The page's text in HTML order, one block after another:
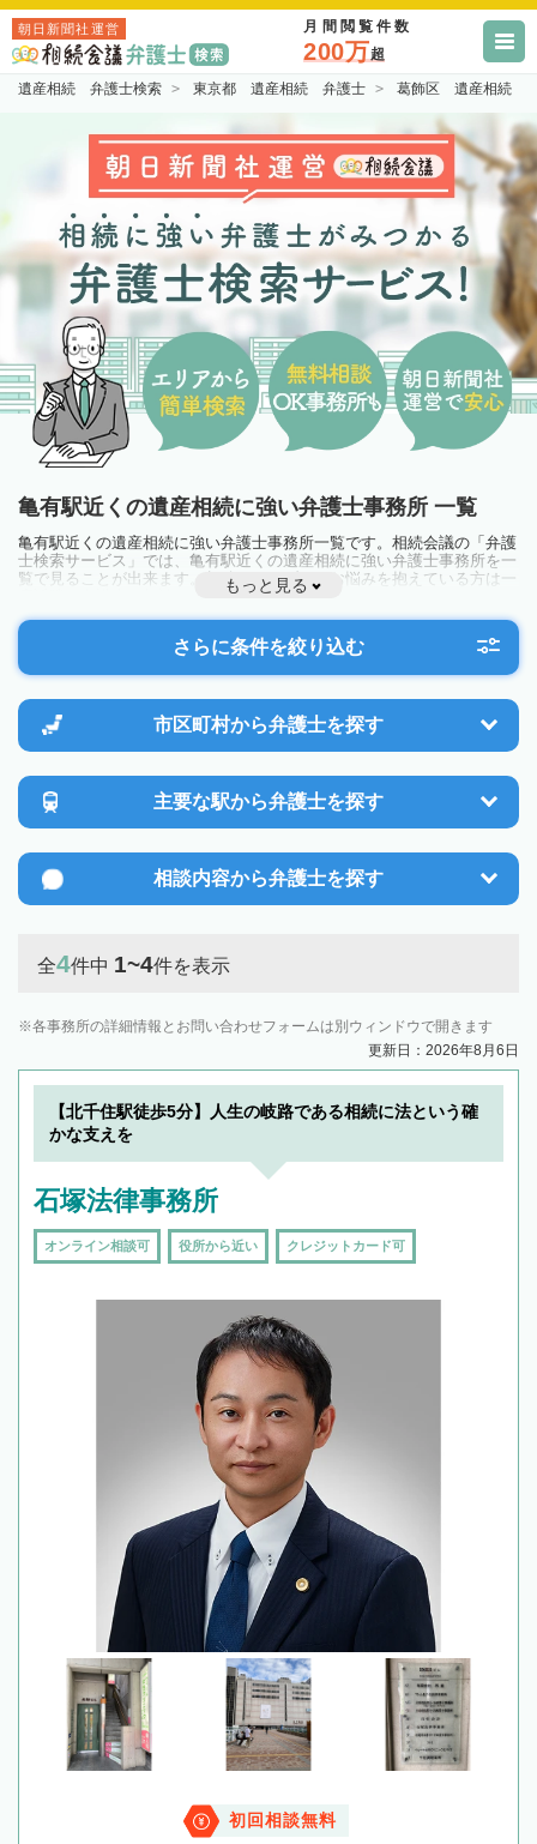
朝日新聞社運営 月間閲覧件数
200万超
遺産相続 弁護士検索 東京都 遺産相続 弁護士 葛飾区 遺産相続
亀有駅近くの遺産相続に強い弁護士事務所 一覧
亀有駅近くの遺産相続に強い弁護士事務所一覧です。相続会議の「弁護
士検索サービス」では、亀有駅近くの遺産相続に強い弁護士事務所を一
覧で見ることが出来ます。相続のトラブルやお悩みを抱えている方は一
度近隣の弁護士に相談してみましょう。
もっと見る
さらに条件を絞り込む
市区町村から弁護士を探す
主要な駅から弁護士を探す
相談内容から弁護士を探す
全4件中 1~4件を表示
各事務所の詳細情報とお問い合わせフォームは別ウィンドウで開きます
更新日：2026年8月6日
【北千住駅徒歩5分】人生の岐路である相続に法という確
かな支えを
石塚法律事務所
オンライン相談可 役所から近い クレジットカード可
初回相談無料